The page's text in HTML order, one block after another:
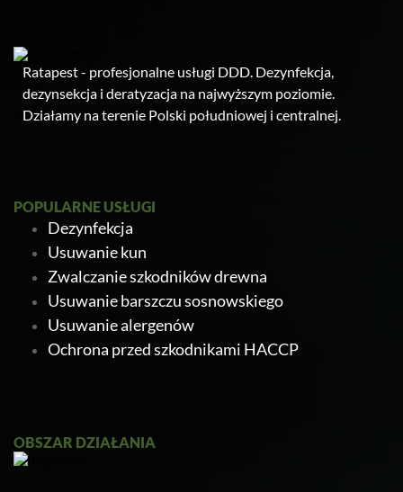
Ratapest - profesjonalne usługi DDD. Dezynfekcja,
dezynsekcja i deratyzacja na najwyższym poziomie.
Działamy na terenie Polski południowej i centralnej.
OBSZAR DZIAŁANIA
POPULARNE USŁUGI
Dezynfekcja
Usuwanie kun
Zwalczanie szkodników drewna
Usuwanie barszczu sosnowskiego
Usuwanie alergenów
Ochrona przed szkodnikami HACCP